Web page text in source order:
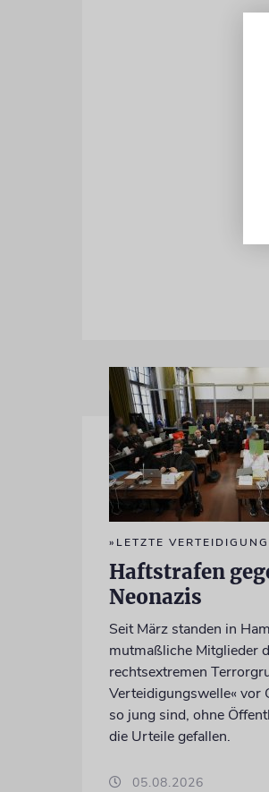
»LETZTE
Haftstrafen
Neonazis
Seit März standen in
mutmaßliche Mitglieder
rechtsextremen
Verteidigungswelle« vor
so jung sind, ohne
die Urteile gefallen.
05.08.2026